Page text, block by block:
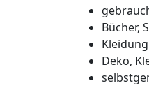
Bücher,
Deko,